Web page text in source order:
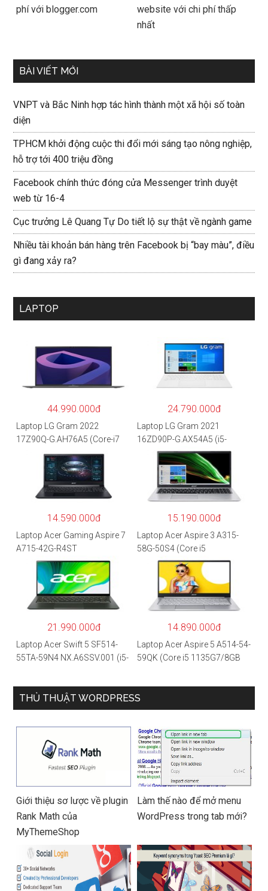
phí với blogger.com
website với chi phí thấp
nhất
BÀI VIẾT MỚI
VNPT và Bắc Ninh hợp tác hình thành một xã hội số toàn
diện
TPHCM khởi động cuộc thi đổi mới sáng tạo nông nghiệp,
hỗ trợ tới 400 triệu đồng
Facebook chính thức đóng cửa Messenger trình duyệt
web từ 16-4
Cục trưởng Lê Quang Tự Do tiết lộ sự thật về ngành game
Nhiều tài khoản bán hàng trên Facebook bị “bay màu”, điều
gì đang xảy ra?
LAPTOP
44.990.000đ
Laptop LG Gram 2022
17Z90Q-G.AH76A5 (Core-i7
1260P/16GB/512GB/17″
WQXGA/Win 11/Xám)
24.790.000đ
Laptop LG Gram 2021
16ZD90P-G.AX54A5 (i5-
1135G7/8GB RAM/512GB
SSD/16″WQXGA/Dos/Trắng)
14.590.000đ
Laptop Acer Gaming Aspire 7
A715-42G-R4ST
NH.QAYSV.004 (R5
5500U/8GB RAM/256GB
SSD/15.6″FHD IPS/GTX1650
4GB/Win10) – Hàng chính
15.190.000đ
Laptop Acer Aspire 3 A315-
58G-50S4 (Core i5
1135G7/8GB
RAM/512GB/15.6″FHD/MX35
0 2GB/Win 10/Bạc)
21.990.000đ
Laptop Acer Swift 5 SF514-
55TA-59N4 NX.A6SSV.001 (i5-
anh) – Hàng chính hãng
14.890.000đ
Laptop Acer Aspire 5 A514-54-
59QK (Core i5 1135G7/8GB
THỦ THUẬT WORDPRESS
Giới thiệu sơ lược về plugin
Rank Math của
MyThemeShop
Làm thế nào để mở menu
WordPress trong tab mới?